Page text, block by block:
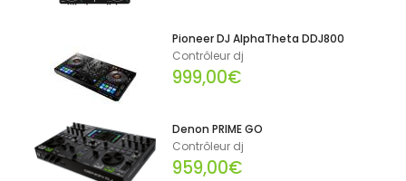
Pioneer DJ AlphaTheta DDJ800
Contrôleur dj
999,00€
Denon PRIME GO
Contrôleur dj
959,00€